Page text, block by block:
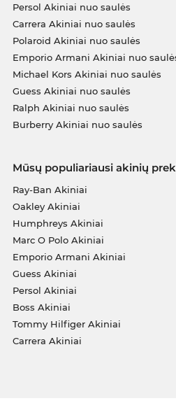
Persol Akiniai nuo saulės
Carrera Akiniai nuo saulės
Polaroid Akiniai nuo saulės
Emporio Armani Akiniai nuo
Michael Kors Akiniai nuo saulės
Guess Akiniai nuo saulės
Ralph Akiniai nuo saulės
Burberry Akiniai nuo saulės
Mūsų populiariausi akinių
Ray-Ban Akiniai
Oakley Akiniai
Humphreys Akiniai
Marc O Polo Akiniai
Emporio Armani Akiniai
Guess Akiniai
Persol Akiniai
Boss Akiniai
Tommy Hilfiger Akiniai
Carrera Akiniai